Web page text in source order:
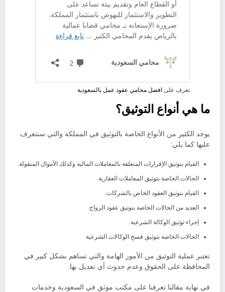
تعرف على افضل محامي عقود عمل بالسعودية
ما هي أنواع التوثيق؟
يوجد الكثير من الأنواع الخاصة بالتوثيق في المملكة والتي سنتعرف
عليها كما يلي:
القيام بتوثيق الإقرارات المتعلقة بالمعاملات المالية وكذلك الأموال المنقولة.
الحالات الخاصة بتوثيق المعاملات العقارية.
القيام بتوثيق العقود الخاص بالشركات.
العديد من الحالات الخاصة بتوثيق عقود الزواج.
إجراء توثيق الوكالة الشرعية.
الحالات الخاصة بتوثيق فسخ الوكالات الشرعية
تعتبر عملية التوثيق من الأمور الهامة والتي تساهم بشكل كبير في
المحافظة على الحقوق وعدم حدوث أي تعديل بها.
في نهاية مقالنا تعرفنا على مكتب موثق في السعودية وخدمات